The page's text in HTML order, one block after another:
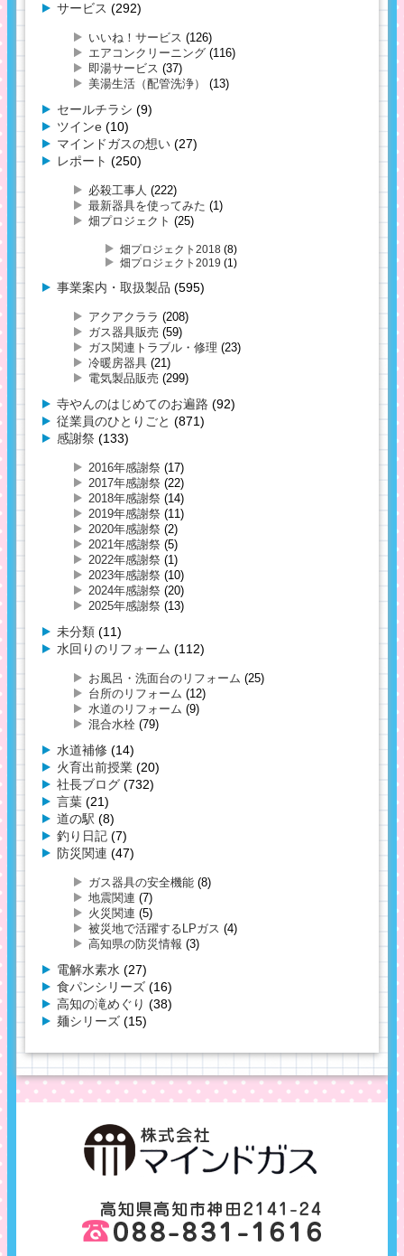
サービス (292)
いいね！サービス (126)
エアコンクリーニング (116)
即湯サービス (37)
美湯生活（配管洗浄）
(13)
セールチラシ (9)
ツインe (10)
マインドガスの想い (27)
レポート (250)
必殺工事人 (222)
最新器具を使ってみた (1)
畑プロジェクト (25)
畑プロジェクト2018 (8)
畑プロジェクト2019 (1)
事業案内・取扱製品 (595)
アクアクララ (208)
ガス器具販売 (59)
ガス関連トラブル・修理 (23)
冷暖房器具 (21)
電気製品販売 (299)
寺やんのはじめてのお遍路 (92)
従業員のひとりごと (871)
感謝祭 (133)
2016年感謝祭 (17)
2017年感謝祭 (22)
2018年感謝祭 (14)
2019年感謝祭 (11)
2020年感謝祭 (2)
2021年感謝祭 (5)
2022年感謝祭 (1)
2023年感謝祭 (10)
2024年感謝祭 (20)
2025年感謝祭 (13)
未分類 (11)
水回りのリフォーム (112)
お風呂・洗面台のリフォーム (25)
台所のリフォーム (12)
水道のリフォーム (9)
混合水栓 (79)
水道補修 (14)
火育出前授業 (20)
社長ブログ (732)
言葉 (21)
道の駅 (8)
釣り日記 (7)
防災関連 (47)
ガス器具の安全機能 (8)
地震関連 (7)
火災関連 (5)
被災地で活躍するLPガス (4)
高知県の防災情報 (3)
電解水素水 (27)
食パンシリーズ (16)
高知の滝めぐり (38)
麺シリーズ (15)